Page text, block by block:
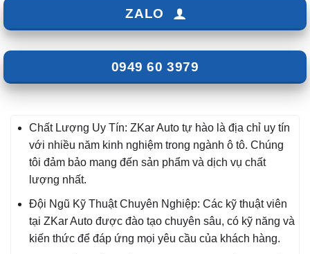
ZALO
0949 60 3979
Chất Lượng Uy Tín: ZKar Auto tự hào là địa chỉ uy tín
với nhiều năm kinh nghiệm trong ngành ô tô. Chúng
tôi đảm bảo mang đến sản phẩm và dịch vụ chất
lượng nhất.
Đội Ngũ Kỹ Thuật Chuyên Nghiệp: Các kỹ thuật viên
tại ZKar Auto được đào tạo chuyên sâu, có kỹ năng và
kiến thức để đáp ứng mọi yêu cầu của khách hàng.